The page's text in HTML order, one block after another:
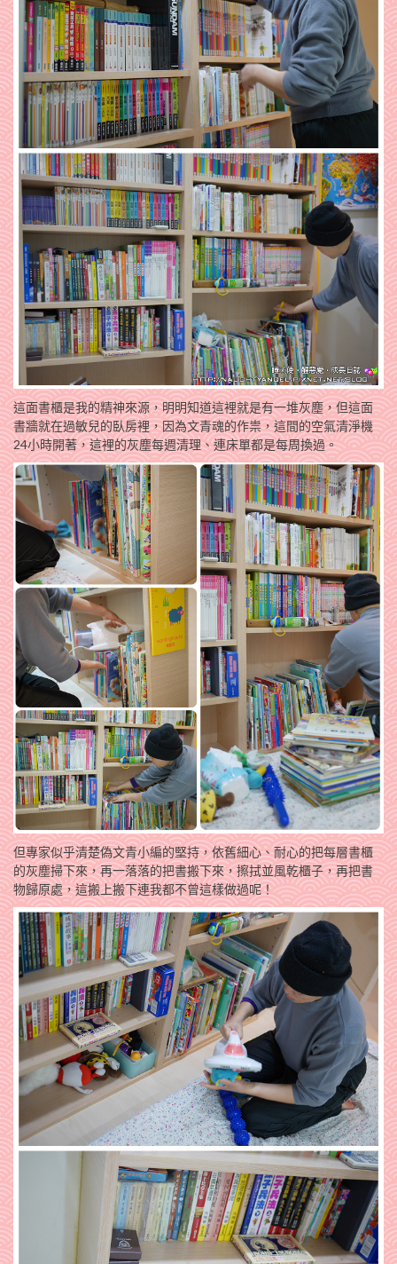
這面書櫃是我的精神來源，明明知道這裡就是有一堆灰塵，但這面
書牆就在過敏兒的臥房裡，因為文青魂的作祟，這間的空氣清淨機
24小時開著，這裡的灰塵每週清理、連床單都是每周換過。
但專家似乎清楚偽文青小編的堅持，依舊細心、耐心的把每層書櫃
的灰塵掃下來，再一落落的把書搬下來，擦拭並風乾櫃子，再把書
物歸原處，這搬上搬下連我都不曾這樣做過呢！